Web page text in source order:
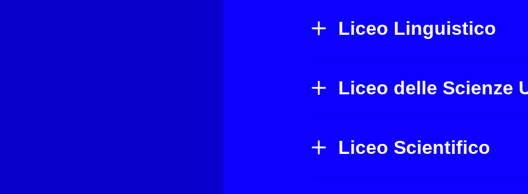
Liceo Linguistico
Liceo delle Scienze
Liceo Scientifico